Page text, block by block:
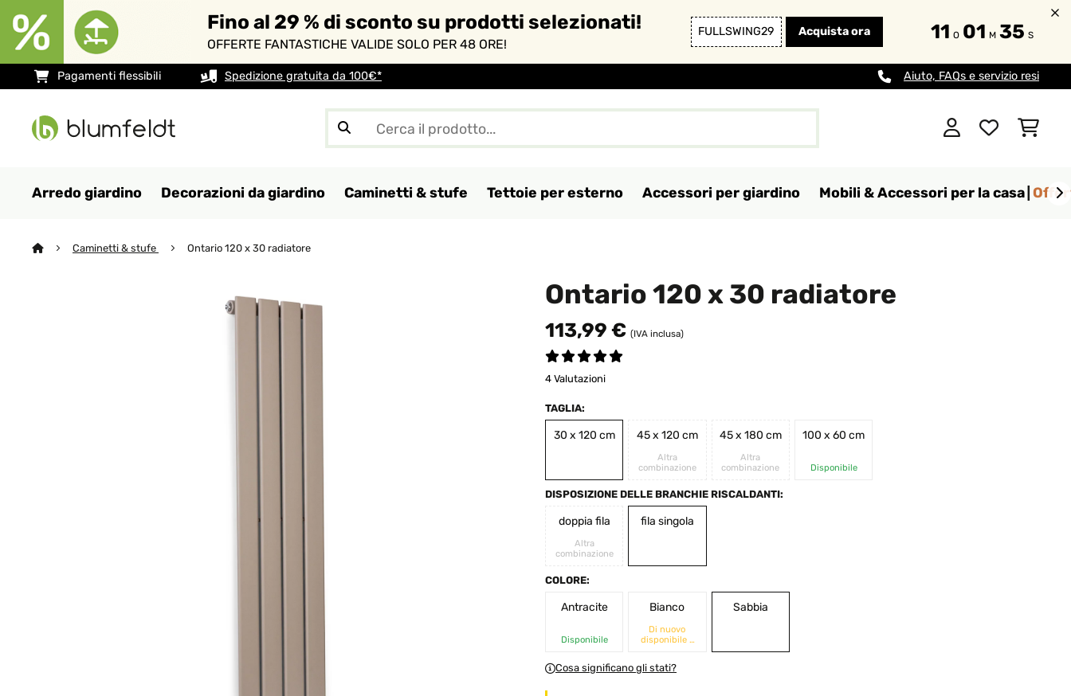
Fino al 29 % di sconto su prodotti selezionati!
OFFERTE FANTASTICHE VALIDE SOLO PER 48 ORE!
FULLSWING29 Acquista ora 11 O 01 M 34 S
Pagamenti flessibili Spedizione gratuita da 100€* Aiuto, FAQs e servizio resi
Arredo giardino Decorazioni da giardino Caminetti & stufe Tettoie per esterno Accessori per giardino Mobili & Accessori per la casa
Caminetti & stufe Ontario 120 x 30 radiatore
Ontario 120 x 30 radiatore
113,99 € (IVA inclusa)
4 Valutazioni
TAGLIA:
30 x 120 cm 45 x 120 cm
Altra
combinazione
45 x 180 cm
Altra
combinazione
100 x 60 cm
Disponibile
DISPOSIZIONE DELLE BRANCHIE RISCALDANTI:
doppia fila
Altra
combinazione
fila singola
COLORE:
Antracite
Disponibile
Bianco
Di nuovo
disponibile a
Sabbia
Cosa significano gli stati?